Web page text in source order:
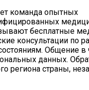
команда опытных
бесплатные
консультации по
Общение в
данных.
региона страны,